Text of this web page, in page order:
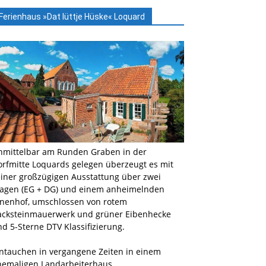
»Dat lüttje Hüske« Loquard
am Runden Graben in der
Loquards gelegen überzeugt es mit
großzügigen Ausstattung über zwei
(EG + DG) und einem anheimelnden
umschlossen von rotem
und grüner Eibenhecke
5-Sterne DTV Klassifizierung.
in vergangene Zeiten in einem